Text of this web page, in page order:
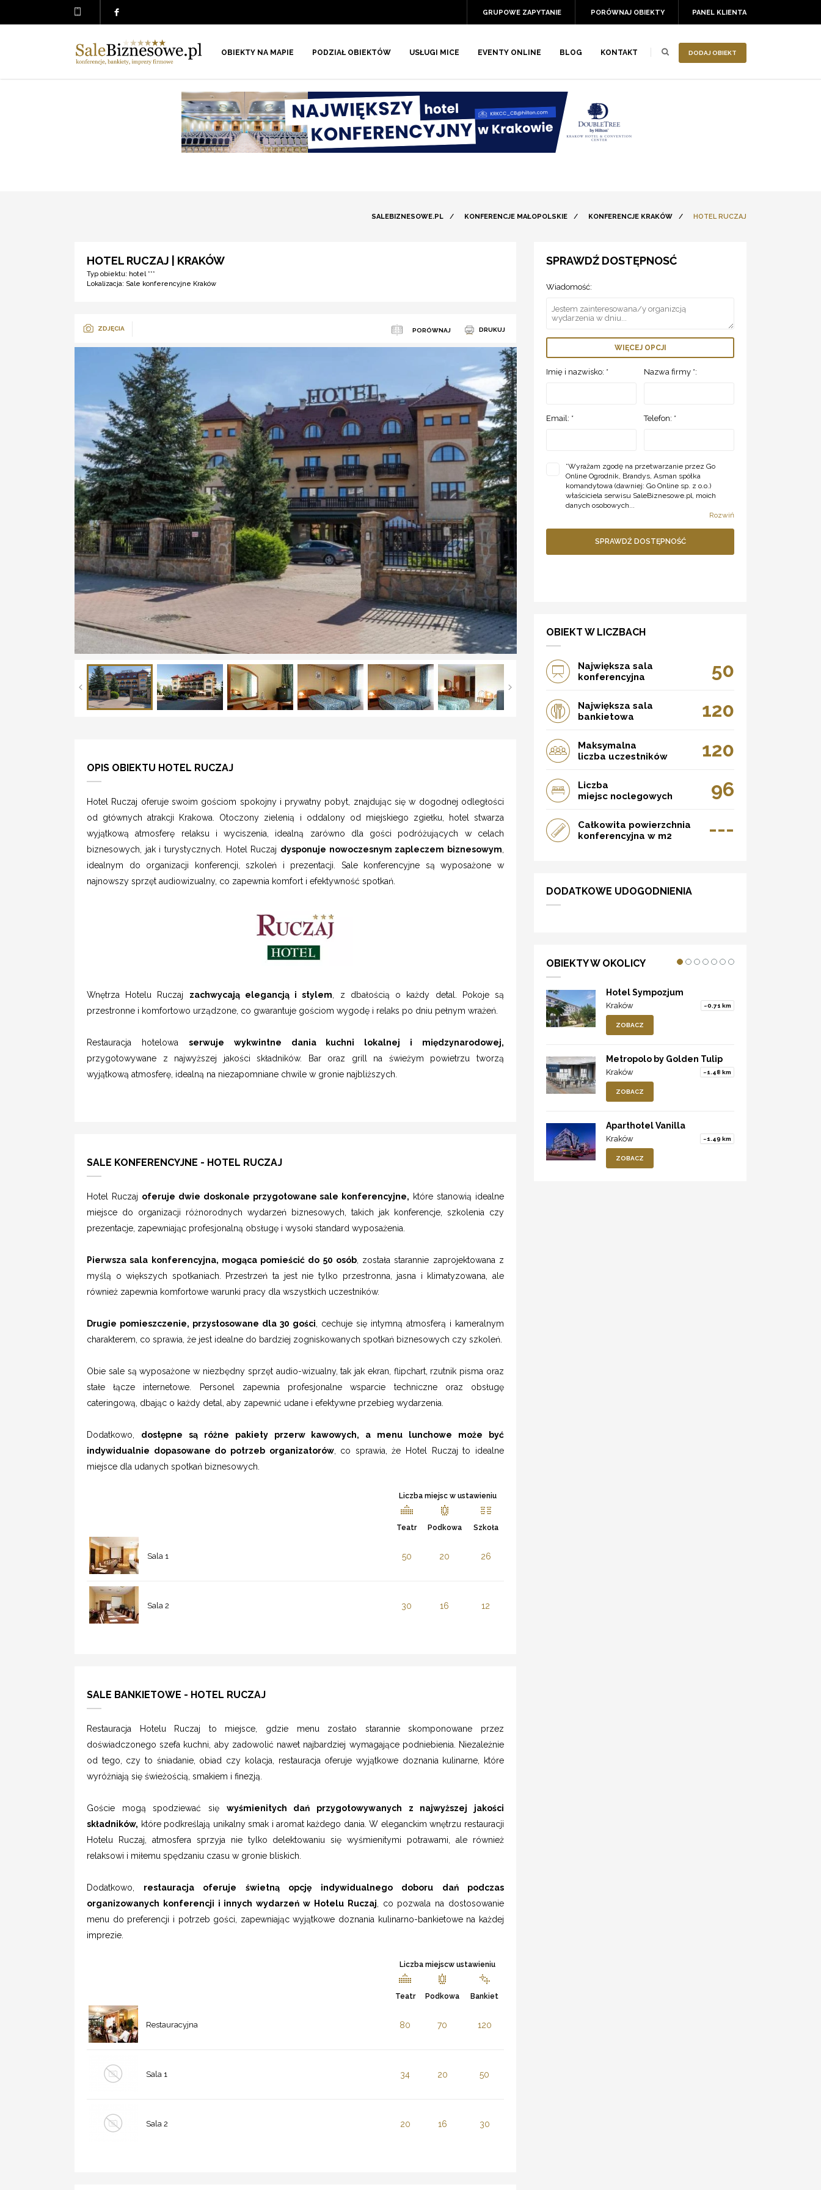
PANEL KLIENTA
PORÓWNAJ OBIEKTY
GRUPOWE ZAPYTANIE
DODAJ OBIEKT
OBIEKTY NA MAPIE PODZIAŁ OBIEKTÓW USŁUGI MICE EVENTY ONLINE BLOG KONTAKT
SALEBIZNESOWE.PL / KONFERENCJE MAŁOPOLSKIE / KONFERENCJE KRAKÓW / HOTEL RUCZAJ
HOTEL RUCZAJ | KRAKÓW
Typ obiektu: hotel ***
Lokalizacja: Sale konferencyjne Kraków
ZDJĘCIA PORÓWNAJ DRUKUJ
OPIS OBIEKTU HOTEL RUCZAJ
Hotel Ruczaj oferuje swoim gościom spokojny i prywatny pobyt, znajdując się w dogodnej odległości
od głównych atrakcji Krakowa. Otoczony zielenią i oddalony od miejskiego zgiełku, hotel stwarza
wyjątkową atmosferę relaksu i wyciszenia, idealną zarówno dla gości podróżujących w celach
biznesowych, jak i turystycznych. Hotel Ruczaj dysponuje nowoczesnym zapleczem biznesowym
idealnym do organizacji konferencji, szkoleń i prezentacji. Sale konferencyjne są wyposażone w
najnowszy sprzęt audiowizualny, co zapewnia komfort i efektywność spotkań.
Wnętrza Hotelu Ruczaj zachwycają elegancją i stylem , z dbałością o każdy detal. Pokoje są
przestronne i komfortowo urządzone, co gwarantuje gościom wygodę i relaks po dniu pełnym wrażeń.
Restauracja hotelowa serwuje wykwintne dania kuchni lokalnej i międzynarodowej,
przygotowywane z najwyższej jakości składników. Bar oraz grill na świeżym powietrzu tworzą
wyjątkową atmosferę, idealną na niezapomniane chwile w gronie najbliższych.
SALE KONFERENCYJNE - HOTEL RUCZAJ
Hotel Ruczaj oferuje dwie doskonale przygotowane sale konferencyjne, które stanowią idealne
miejsce do organizacji różnorodnych wydarzeń biznesowych, takich jak konferencje, szkolenia czy
prezentacje, zapewniając profesjonalną obsługę i wysoki standard wyposażenia.
Pierwsza sala konferencyjna, mogąca pomieścić do 50 osób, została starannie zaprojektowana z
myślą o większych spotkaniach. Przestrzeń ta jest nie tylko przestronna, jasna i klimatyzowana, ale
również zapewnia komfortowe warunki pracy dla wszystkich uczestników.
Drugie pomieszczenie, przystosowane dla 30 gości , cechuje się intymną atmosferą i kameralnym
charakterem, co sprawia, że jest idealne do bardziej zogniskowanych spotkań biznesowych czy szkoleń.
Obie sale są wyposażone w niezbędny sprzęt audio-wizualny, tak jak ekran, flipchart, rzutnik pisma oraz
stałe łącze internetowe. Personel zapewnia profesjonalne wsparcie techniczne oraz obsługę
cateringową, dbając o każdy detal, aby zapewnić udane i efektywne przebieg wydarzenia.
Dodatkowo, dostępne są różne pakiety przerw kawowych, a menu lunchowe może być
indywidualnie dopasowane do potrzeb organizatorów, co sprawia, że Hotel Ruczaj to idealne
miejsce dla udanych spotkań biznesowych.
Liczba miejsc w ustawieniu
Teatr Podkowa Szkoła
Sala 1 50 20 26
Sala 2 30 16 12
SALE BANKIETOWE - HOTEL RUCZAJ
Restauracja Hotelu Ruczaj to miejsce, gdzie menu zostało starannie skomponowane przez
doświadczonego szefa kuchni, aby zadowolić nawet najbardziej wymagające podniebienia. Niezależnie
od tego, czy to śniadanie, obiad czy kolacja, restauracja oferuje wyjątkowe doznania kulinarne, które
wyróżniają się świeżością, smakiem i finezją.
Goście mogą spodziewać się wyśmienitych dań przygotowywanych z najwyższej jakości
składników, które podkreślają unikalny smak i aromat każdego dania. W eleganckim wnętrzu restauracji
Hotelu Ruczaj, atmosfera sprzyja nie tylko delektowaniu się wyśmienitymi potrawami, ale również
relaksowi i miłemu spędzaniu czasu w gronie bliskich.
Dodatkowo,
restauracja oferuje świetną opcję indywidualnego doboru dań podczas
organizowanych konferencji i innych wydarzeń w Hotelu Ruczaj , co pozwala na dostosowanie
menu do preferencji i potrzeb gości, zapewniając wyjątkowe doznania kulinarno-bankietowe na każdej
imprezie.
Liczba miejscw ustawieniu
Teatr Podkowa Bankiet
Restauracyjna 80 70 120
Sala 1 34 20 50
Sala 2 20 16 30
SPRAWDŹ DOSTĘPNOSĆ
Wiadomość:
WIĘCEJ OPCJI
Imię i nazwisko: * Nazwa firmy *:
Email: * Telefon: *
*Wyrażam zgodę na przetwarzanie przez Go
Online Ogrodnik, Brandys, Asman spółka
komandytowa (dawniej: Go Online sp. z o.o.)
właściciela serwisu SaleBiznesowe.pl, moich
danych osobowych...
Rozwiń
SPRAWDŹ DOSTĘPNOŚĆ
OBIEKT W LICZBACH
Największa sala
konferencyjna
50
Największa sala
bankietowa
120
Maksymalna
liczba uczestników
120
Liczba
miejsc noclegowych
96
Całkowita powierzchnia
konferencyjna w m2
---
DODATKOWE UDOGODNIENIA
OBIEKTY W OKOLICY
Hotel Sympozjum
Kraków ~0.71 km
ZOBACZ
Metropolo by Golden Tulip
Kraków ~1.48 km
ZOBACZ
Aparthotel Vanilla
Kraków ~1.49 km
ZOBACZ